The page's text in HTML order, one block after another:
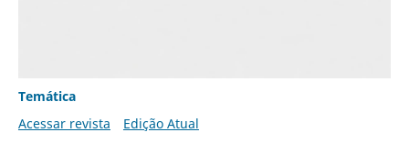
Temática
Acessar revista
Edição Atual